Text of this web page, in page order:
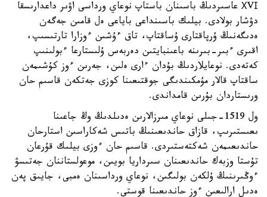
ХVІ عاسىردىڭ باسىنان باستاپ نوعاي ورداسى اۋىر داعدارىسقا
دۋشار بولادى. بيلىك باسىنداعى باياعى ەل قامىن جەگەن
ەدىگەنىڭ ۇرپاقتارى ۇساقتاپ، تاق ءۇشىن ءوزارا تارتىسىپ،
اقىرى ءبىر-بىرىنە باعىنبايتىن دەربەس ۇلىستارعا ءبولىنىپ
كەتەدى. نوعايلاردىڭ بۇدان ءارى ەلىن، جەرىن ءوز كۇشىمەن
ساقتاپ قالار مۇمكىندىگى جوقتىعىنا كوزى جەتكەن قاسىم حان
ورىستاردان بۇرىن قامداندى.
ول 1519-جىلى نوعاي مىرزالارىن ەدىلدىڭ وڭ جاعىنا
ىعىستىرىپ، قازاق حاندىعىنىڭ باتىس شەكاراسىن استارحان
حاندىعىمەن شەكتەستىردى. قاسىم حان ءوزى بيلىك قۇرعان
تۇستا وزبەك حاندىعىنان سىرداريا بويىن، موعولستاننان جەتىسۋ
ءوڭىرىنىڭ ۇلكەن بولىگىن، نوعاي ورداسىنان ەمبى، جايىق پەن
ەدىل ارالىعىن ءوز حاندىعىنا قوستى.